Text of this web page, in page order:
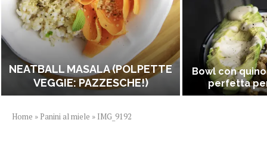
NEATBALL MASALA (POLPETTE
VEGGIE: PAZZESCHE!)
Bowl con
perfetta
Home » Panini al miele » IMG_9192